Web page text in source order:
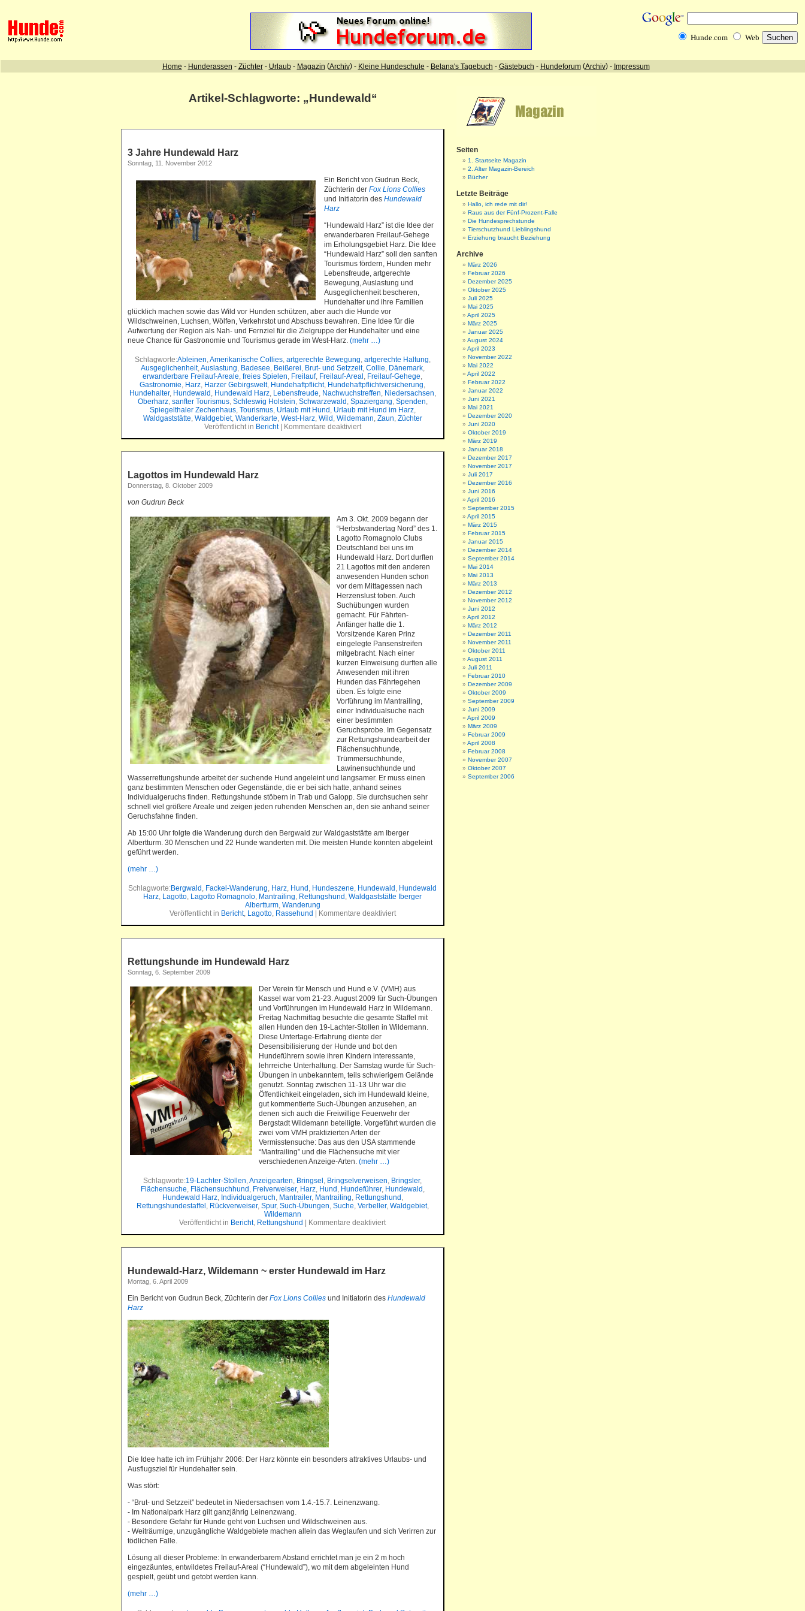
Artikel-Schlagworte: „Hundewald“
3 Jahre Hundewald Harz
Sonntag, 11. November 2012
Ein Bericht von Gudrun Beck,
Züchterin der Fox Lions Collies
und Initiatorin des Hundewald
Harz
“Hundewald Harz” ist die Idee der
erwanderbaren Freilauf-Gehege
im Erholungsgebiet Harz. Die Idee
“Hundewald Harz” soll den sanften
Tourismus fördern, Hunden mehr
Lebensfreude, artgerechte
Bewegung, Auslastung und
Ausgeglichenheit bescheren,
Hundehalter und ihre Familien
glücklich machen sowie das Wild vor Hunden schützen, aber auch die Hunde vor
Wildschweinen, Luchsen, Wölfen, Verkehrstot und Abschuss bewahren. Eine Idee für die
Aufwertung der Region als Nah- und Fernziel für die Zielgruppe der Hundehalter und eine
neue Chance für Gastronomie und Tourismus gerade im West-Harz. (mehr …)
Schlagworte:Ableinen,Amerikanische Collies, artgerechte Bewegung, artgerechte Haltung,
Ausgeglichenheit,Auslastung, Badesee, Beißerei, Brut- und Setzzeit, Collie, Dänemark,
erwanderbare Freilauf-Areale, freies Spielen, Freilauf, Freilauf-Areal , Freilauf-Gehege,
Gastronomie, Harz, Harzer Gebirgswelt, Hundehaftpflicht, Hundehaftpflichtversicherung,
Hundehalter, Hundewald , Hundewald Harz, Lebensfreude, Nachwuchstreffen, Niedersachsen,
Oberharz, sanfter Tourismus, Schleswig Holstein, Schwarzewald , Spaziergang, Spenden,
Spiegelthaler Zechenhaus, Tourismus, Urlaub mit Hund , Urlaub mit Hund im Harz,
Waldgaststätte, Waldgebiet, Wanderkarte, West-Harz, Wild , Wildemann, Zaun, Züchter
Veröffentlicht in Bericht| Kommentare deaktiviert
Lagottos im Hundewald Harz
Donnerstag, 8. Oktober 2009
von Gudrun Beck
Am 3. Okt. 2009 begann der
“Herbstwandertag Nord” des 1.
Lagotto Romagnolo Clubs
Deutschland bei uns im
Hundewald Harz. Dort durften
21 Lagottos mit den anderen
anwesenden Hunden schon
vor dem Mittagessen nach
Herzenslust toben. Auch
Suchübungen wurden
gemacht. Für Fährten-
Anfänger hatte die 1.
Vorsitzende Karen Prinz
eingelegte Pansenstreifen
mitgebracht. Nach einer
kurzen Einweisung durften alle
Anwesenden mit ihren
Hunden das Fährtegehen
üben. Es folgte eine
Vorführung im Mantrailing,
einer Individualsuche nach
einer bestimmten
Geruchsprobe. Im Gegensatz
zur Rettungshundearbeit der
Flächensuchhunde,
Trümmersuchhunde,
Lawinensuchhunde und
Wasserrettungshunde arbeitet der suchende Hund angeleint und langsamer. Er muss einen
ganz bestimmten Menschen oder Gegenstände, die er bei sich hatte, anhand seines
Individualgeruchs finden. Rettungshunde stöbern in Trab und Galopp. Sie durchsuchen sehr
schnell viel größere Areale und zeigen jeden ruhenden Menschen an, den sie anhand seiner
Geruchsfahne finden.
Ab 15:00 Uhr folgte die Wanderung durch den Bergwald zur Waldgaststätte am Iberger
Albertturm. 30 Menschen und 22 Hunde wanderten mit. Die meisten Hunde konnten abgeleint
geführt werden.
(mehr …)
Schlagworte:Bergwald , Fackel-Wanderung, Harz, Hund , Hundeszene, Hundewald , Hundewald
Harz, Lagotto, Lagotto Romagnolo, Mantrailing, Rettungshund , Waldgaststätte Iberger
Albertturm, Wanderung
Veröffentlicht in Bericht, Lagotto, Rassehund Kommentare deaktiviert
Rettungshunde im Hundewald Harz
Sonntag, 6. September 2009
Der Verein für Mensch und Hund e.V. (VMH) aus
Kassel war vom 21-23. August 2009 für Such-Übungen
und Vorführungen im Hundewald Harz in Wildemann.
Freitag Nachmittag besuchte die gesamte Staffel mit
allen Hunden den 19-Lachter-Stollen in Wildemann.
Diese Untertage-Erfahrung diente der
Desensibilisierung der Hunde und bot den
Hundeführern sowie ihren Kindern interessante,
lehrreiche Unterhaltung. Der Samstag wurde für Such-
Übungen in unbekanntem, teils schwierigem Gelände
genutzt. Sonntag zwischen 11-13 Uhr war die
Öffentlichkeit eingeladen, sich im Hundewald kleine,
gut kommentierte Such-Übungen anzusehen, an
denen sich auch die Freiwillige Feuerwehr der
Bergstadt Wildemann beteiligte. Vorgeführt wurden die
zwei vom VMH praktizierten Arten der
Vermisstensuche: Das aus den USA stammende
“Mantrailing” und die Flächensuche mit vier
verschiedenen Anzeige-Arten. (mehr …)
Schlagworte:19-Lachter-Stollen,Anzeigearten, Bringsel , Bringselverweisen, Bringsler,
Flächensuche, Flächensuchhund , Freiverweiser, Harz, Hund , Hundeführer, Hundewald ,
Hundewald Harz, Individualgeruch, Mantrailer, Mantrailing, Rettungshund ,
Rettungshundestaffel , Rückverweiser, Spur, Such-Übungen, Suche, Verbeller, Waldgebiet,
Wildemann
Veröffentlicht in Bericht, Rettungshund Kommentare deaktiviert
Hundewald-Harz, Wildemann ~ erster Hundewald im Harz
Montag, 6. April 2009
Ein Bericht von Gudrun Beck, Züchterin der Fox Lions Collies und Initiatorin des Hundewald
Harz
Die Idee hatte ich im Frühjahr 2006: Der Harz könnte ein besonders attraktives Urlaubs- und
Ausflugsziel für Hundehalter sein.
Was stört:
- “Brut- und Setzzeit” bedeutet in Niedersachsen vom 1.4.-15.7. Leinenzwang.
- Im Nationalpark Harz gilt ganzjährig Leinenzwang.
- Besondere Gefahr für Hunde geht von Luchsen und Wildschweinen aus.
- Weiträumige, unzugängliche Waldgebiete machen allein das Weglaufen und sich Verirren zur
tödlichen Falle.
Lösung all dieser Probleme: In erwanderbarem Abstand errichtet man je ein 2 m hoch
eingezäuntes, entwildetes Freilauf-Areal (“Hundewald”), wo mit dem abgeleinten Hund
gespielt, geübt und getobt werden kann.
(mehr …)
Seiten
1. Startseite Magazin
2. Alter Magazin-Bereich
Bücher
Letzte Beiträge
Hallo, ich rede mit dir!
Raus aus der Fünf-Prozent-Falle
Die Hundesprechstunde
Tierschutzhund Lieblingshund
Erziehung braucht Beziehung
Archive
März 2026
Februar 2026
Dezember 2025
Oktober 2025
Juli 2025
Mai 2025
April 2025
März 2025
Januar 2025
August 2024
April 2023
November 2022
Mai 2022
April 2022
Februar 2022
Januar 2022
Juni 2021
Mai 2021
Dezember 2020
Juni 2020
Oktober 2019
März 2019
Januar 2018
Dezember 2017
November 2017
Juli 2017
Dezember 2016
Juni 2016
April 2016
September 2015
April 2015
März 2015
Februar 2015
Januar 2015
Dezember 2014
September 2014
Mai 2014
Mai 2013
März 2013
Dezember 2012
November 2012
Juni 2012
April 2012
März 2012
Dezember 2011
November 2011
Oktober 2011
August 2011
Juli 2011
Februar 2010
Dezember 2009
Oktober 2009
September 2009
Juni 2009
April 2009
März 2009
Februar 2009
April 2008
Februar 2008
November 2007
Oktober 2007
September 2006